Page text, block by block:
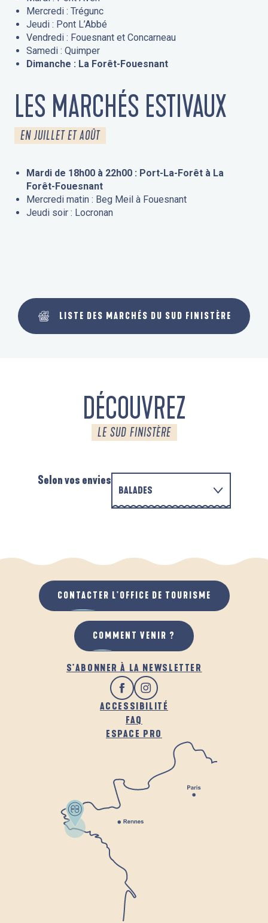
Mercredi : Trégunc
Jeudi : Pont L’Abbé
Vendredi : Fouesnant et Concarneau
Samedi : Quimper
Dimanche : La Forêt-Fouesnant
LES MARCHÉS ESTIVAUX
EN JUILLET ET AOÛT
Mardi de 18h00 à 22h00 : Port-La-Forêt à La
Forêt-Fouesnant
Mercredi matin : Beg Meil à Fouesnant
Jeudi soir : Locronan
LISTE DES MARCHÉS DU SUD FINISTÈRE
DÉCOUVREZ
LE SUD FINISTÈRE
Selon vos envies
BALADES
QUAND IL PLEUT
AU GRAND AIR
S'ABONNER À LA NEWSLETTER
ACCESSIBILITÉ
FAQ
ESPACE PRO
CONTACTER L'OFFICE DE TOURISME
COMMENT VENIR ?